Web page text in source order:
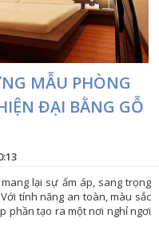
MẪU PHÒNG
ĐẠI BẰNG GỖ
lại sự ấm áp, sang trọng
tính năng an toàn, màu sắc
phần tạo ra một nơi nghỉ ngơi